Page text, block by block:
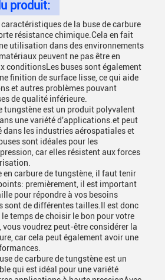
produit:
caractéristiques de la buse de carbure
résistance chimique.Cela en fait
utilisation dans des environnements
peuvent ne pas être en
conditionsLes buses sont également
finition de surface lisse, ce qui aide
et autres problèmes pouvant
de qualité inférieure.
tungstène est un produit polyvalent
une variété d'applications.et peut
dans les industries aérospatiales et
sont idéales pour les
car elles résistent aux forces
en carbure de tungstène, il faut tenir
premièrement, il est important
pour répondre à vos besoins
sont de différentes tailles.Il est donc
temps de choisir le bon pour votre
voudrez peut-être considérer la
car cela peut également avoir une
de carbure de tungstène est un
qui est idéal pour une variété